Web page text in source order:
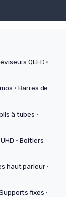
QLED ·
· Barres de
à tubes ·
· Boîtiers
haut parleur ·
Supports fixes ·